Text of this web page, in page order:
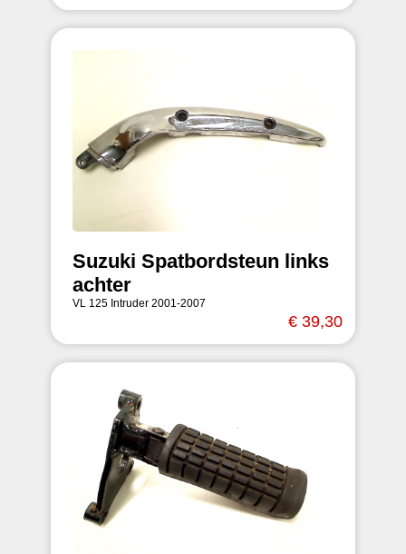
Suzuki Spatbordsteun links
achter
VL 125 Intruder 2001-2007
€ 39,30